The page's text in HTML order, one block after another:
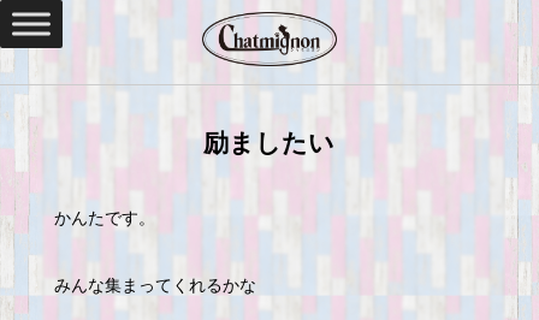
励ましたい
かんたです。
みんな集まってくれるかな